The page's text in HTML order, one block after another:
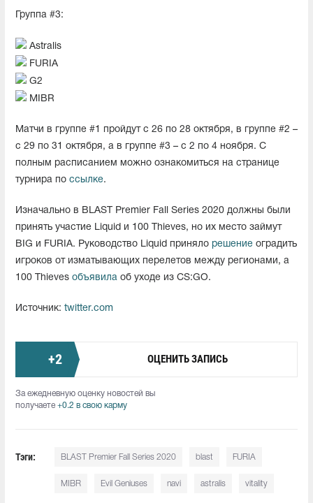
Группа #3:
Astralis
FURIA
G2
MIBR
Матчи в группе #1 пройдут c 26 по 28 октября, в группе #2 –
с 29 по 31 октября, а в группе #3 – c 2 по 4 ноября. С
полным расписанием можно ознакомиться на странице
турнира по ссылке.
Изначально в BLAST Premier Fall Series 2020 должны были
принять участие Liquid и 100 Thieves, но их место займут
BIG и FURIA. Руководство Liquid приняло решение оградить
игроков от изматывающих перелетов между регионами, а
100 Thieves объявила об уходе из CS:GO.
Источник: twitter.com
+2 ОЦЕНИТЬ ЗАПИСЬ
За ежедневную оценку новостей вы
получаете +0.2 в свою карму
Тэги: BLAST Premier Fall Series 2020 blast FURIA
MIBR Evil Geniuses navi astralis vitality